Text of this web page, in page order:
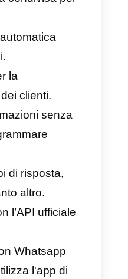
continua.
per app di
istantanea
insieme ad
Telegram
chat
da
da un'unica
unificata, ideata